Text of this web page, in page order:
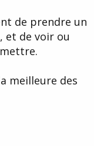
de prendre un
et de voir ou
meilleure des